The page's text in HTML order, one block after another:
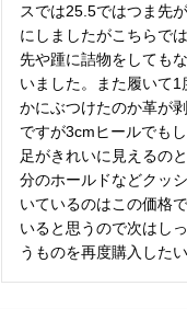
スでは25.5ではつま先
にしましたがこちらで
先や踵に詰物をしても
いました。また履いて1
かにぶつけたのか革が剥
ですが3cmヒールでも
足がきれいに見えるの
分のホールドなどクッ
いているのはこの価格
いると思うので次はし
うものを再度購入した